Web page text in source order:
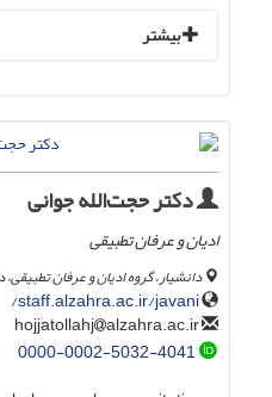
بیشتر
دکتر حجت‌الله جوانی
ادیان و عرفان تطبیقی
دانشیار، گروه ادیان و عرفان
staff.alzahra.ac.ir/javani/
alzahra.ac.ir
0000-0002-5032-4041